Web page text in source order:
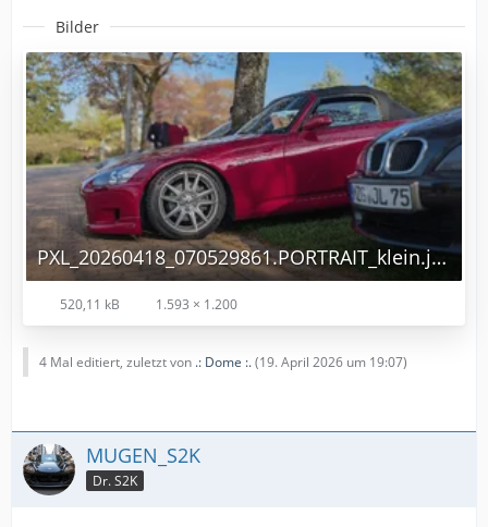
Bilder
PXL_20260418_070529861.PORTRAIT_klein.jpg
520,11 kB 1.593 × 1.200
4 Mal editiert, zuletzt von .: Dome :.(19. April 2026 um 19:07)
MUGEN_S2K
Dr. S2K